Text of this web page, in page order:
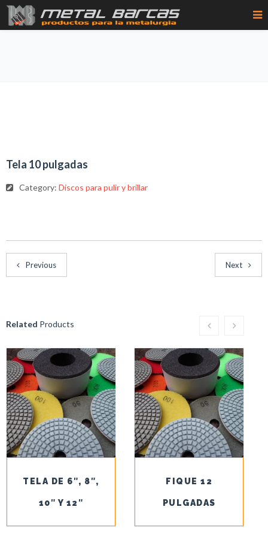
Tela 10 pulgadas
Category: Discos para pulir y brillar
Previous Next
Related Products
TELA DE 6″, 8″,
10″ Y 12″
FIQUE 12
PULGADAS